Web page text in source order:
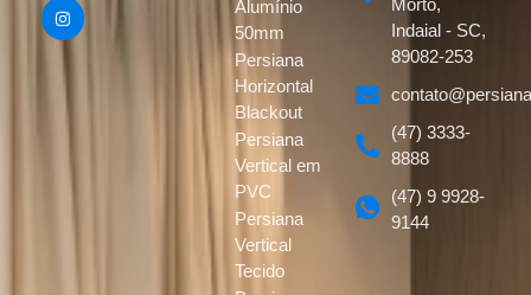
Alumínio
50mm
Persiana
Horizontal
Blackout
Persiana
Vertical em
PVC
Persiana
Vertical
Tecido
Morto,
Indaial - SC,
89082-253
(47) 3333-
8888
(47) 9 9928-
9144